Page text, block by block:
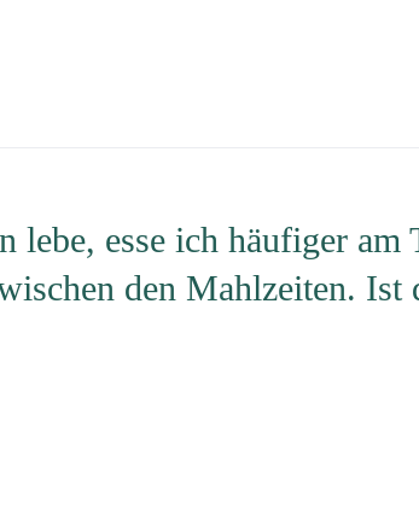
lebe, esse ich häufiger am
den Mahlzeiten. Ist